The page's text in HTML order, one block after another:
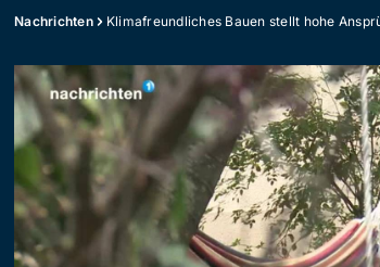
Nachrichten Klimafreundliches Bauen stellt hohe